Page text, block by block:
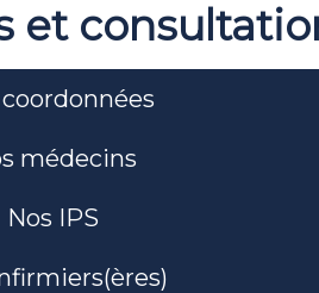
et
coordonnées
médecins
Nos IPS